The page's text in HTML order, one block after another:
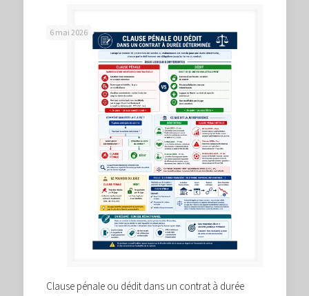
6 mai 2026
Clause pénale ou dédit dans un contrat à durée